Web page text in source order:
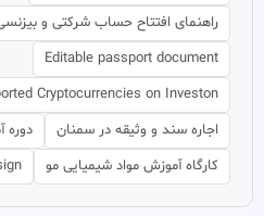
راهنمای افتتاح حساب شرکتی و
Editable passport document
Cryptocurrencies on Investon
اجاره سند و وثیقه در سمنان
دوره
کارگاه آموزش مواد شیمیایی مو